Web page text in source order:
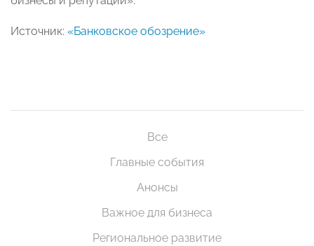
Источник: «Банковское обозрение»
Все
Главные события
Анонсы
Важное для бизнеса
Региональное развитие